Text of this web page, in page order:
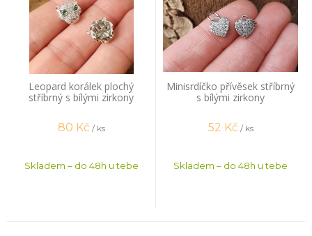
Leopard korálek plochý
stříbrný s bílými zirkony
80 Kč / ks
Skladem – do 48h u tebe
Minisrdíčko přívěsek stříbrný
s bílými zirkony
52 Kč / ks
Skladem – do 48h u tebe